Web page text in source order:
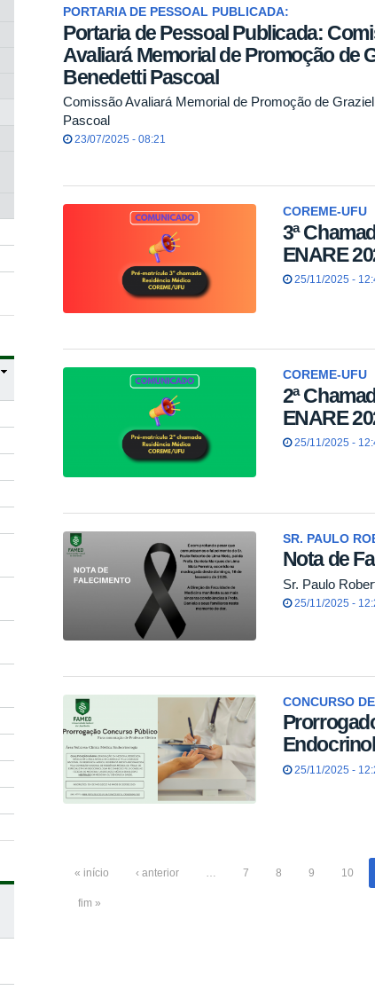
PORTARIA DE PESSOAL PUBLICADA:
Portaria de Pessoal Publicada:
Avaliará Memorial de Promoção de
Benedetti Pascoal
Comissão Avaliará Memorial de Promoção de
Pascoal
23/07/2025 - 08:21
COREME-UFU
3ª
ENARE
25/11/2025 -
COREME-UFU
2ª
ENARE
25/11/2025 -
SR. PAULO
Nota de
Sr. Paulo
25/11/2025 -
CONCURSO
25/11/2025 -
« início ‹ anterior … 7 8 9 10
fim »